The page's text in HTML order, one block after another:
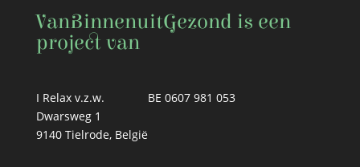
VanBinnenuitGezond is een
project van
I Relax v.z.w.
Dwarsweg 1
9140 Tielrode, België
BE 0607 981 053